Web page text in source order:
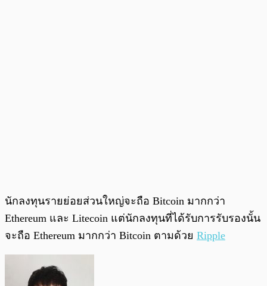
นักลงทุนรายย่อยส่วนใหญ่จะถือ Bitcoin มากกว่า
Ethereum และ Litecoin แต่นักลงทุนที่ได้รับการรับรองนั้น
จะถือ Ethereum มากกว่า Bitcoin ตามด้วย Ripple